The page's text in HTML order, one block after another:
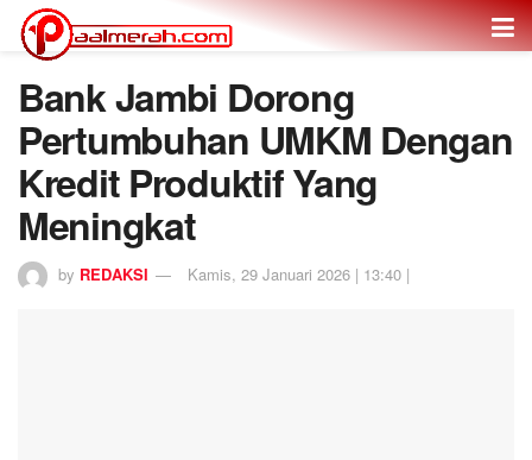
Bank Jambi Dorong
Pertumbuhan UMKM Dengan
Kredit Produktif Yang
Meningkat
by REDAKSI Kamis, 29 Januari 2026 | 13:40 |